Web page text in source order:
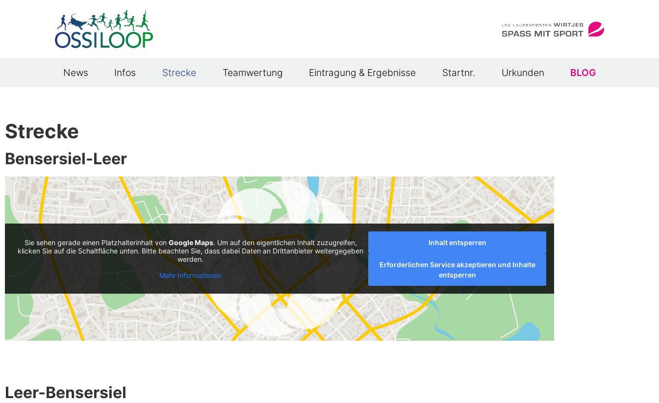
News Infos Strecke Teamwertung Eintragung & Ergebnisse Startnr. Urkunden BLOG
Strecke
Bensersiel-Leer
Sie sehen gerade einen Platzhalterinhalt von Google Maps. Um auf den eigentlichen Inhalt zuzugreifen,
klicken Sie auf die Schaltfläche unten. Bitte beachten Sie, dass dabei Daten an Drittanbieter weitergegeben
werden.
Mehr Informationen
Inhalt entsperren
Erforderlichen Service akzeptieren und Inhalte
entsperren
Leer-Bensersiel